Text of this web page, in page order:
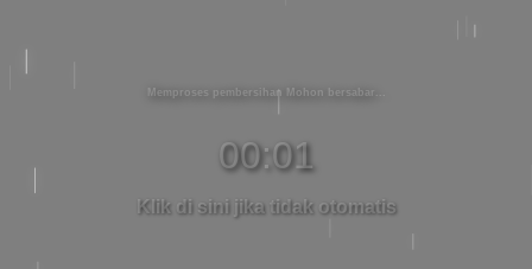
Memproses pembersihan Mohon bersabar
00:01
Klik di sini jika tidak otomatis